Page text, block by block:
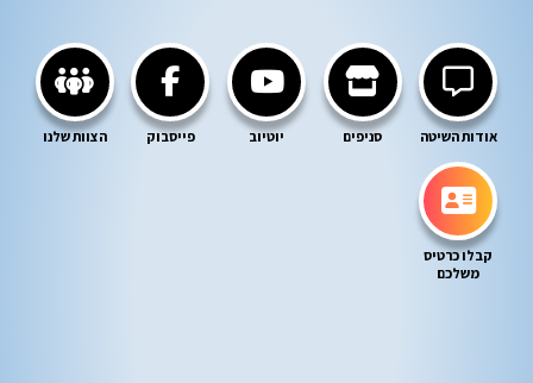
אודות השיטה סניפים יוטיוב פייסבוק הצוות שלנו
קבלו כרטיס
משלכם